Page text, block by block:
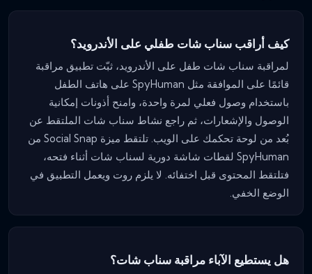
كيف أراقب سناب شات طفلي على الأندرويد؟
لمراقبة سناب شات طفل على الأندرويد، ثبّت تطبيق مراقبة
قائمًا على الموافقة مثل SpyHuman على هاتف الطفل
باستخدام وصول فعلي لمرة واحدة، وامنح أذونات إمكانية
الوصول والإشعارات، ثم راجع نشاط سناب شات الملتقط عن
بُعد من لوحة تحكمك على الويب. تلتقط ميزة Social Snap من
SpyHuman لقطات شاشة دورية لسناب شات أثناء فتحه،
فتلتقط المحتوى قبل اختفائه. لا يلزم روت ويعمل التطبيق في
الوضع الخفي.
هل يستطيع الآباء مراقبة سناب شات؟